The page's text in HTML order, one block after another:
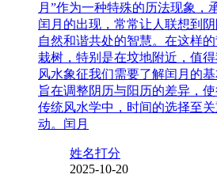
月”作为一种特殊的历法现象，
闰月的出现，常常让人联想到
自然和谐共处的智慧。在这样
栽树，特别是在坟地附近，值
风水象征我们需要了解闰月的
旨在调整阴历与阳历的差异，
传统风水学中，时间的选择至
动。闰月
姓名打分
2025-10-20